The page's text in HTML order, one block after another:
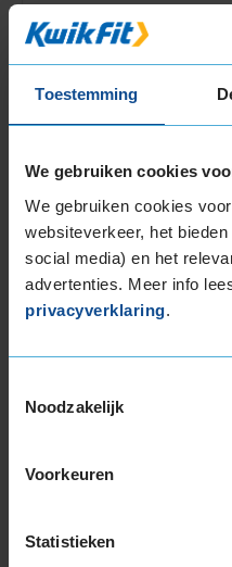
Toestemming
We gebruiken cookies
We gebruiken cookies
websiteverkeer, het
social media) en het
advertenties. Meer info
privacyverklaring.
Noodzakelijk
Voorkeuren
Statistieken